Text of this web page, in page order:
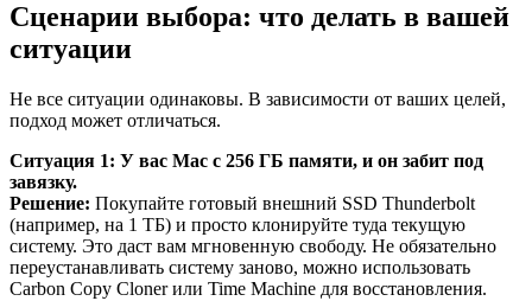
Сценарии выбора: что делать в вашей
ситуации
Не все ситуации одинаковы. В зависимости от ваших целей,
подход может отличаться.
Ситуация 1: У вас Mac с 256 ГБ памяти, и он забит под
завязку.
Решение: Покупайте готовый внешний SSD Thunderbolt
(например, на 1 ТБ) и просто клонируйте туда текущую
систему. Это даст вам мгновенную свободу. Не обязательно
переустанавливать систему заново, можно использовать
Carbon Copy Cloner или Time Machine для восстановления.